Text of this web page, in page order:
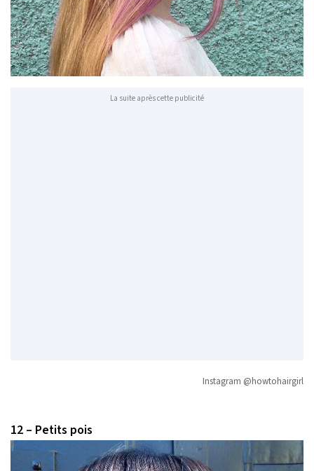
La suite après cette publicité
Instagram @howtohairgirl
12 – Petits pois